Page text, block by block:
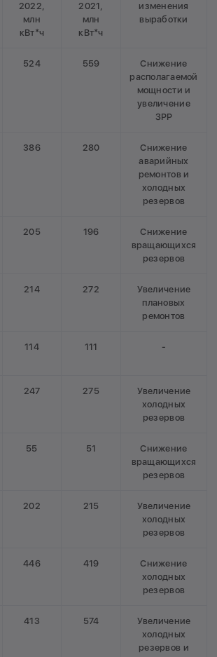
2022,
млн
кВт*ч
2021,
млн
кВт*ч
изменения
выработки
524 559
Снижение
располагаемой
мощности и
увеличение
ЗРР
386 280
Снижение
аварийных
ремонтов и
холодных
резервов
205 196
Снижение
вращающихся
резервов
214 272
Увеличение
плановых
ремонтов
114 111 -
247 275
Увеличение
холодных
резервов
55 51
Снижение
вращающихся
резервов
202 215
Увеличение
холодных
резервов
446 419
Снижение
холодных
резервов
413 574
Увеличение
холодных
резервов и